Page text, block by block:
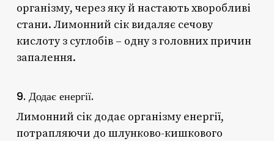
організму, через яку й настають хворобливі
стани. Лимонний сік видаляє сечову
кислоту з суглобів – одну з головних причин
запалення.
9. Додає енергії.
Лимонний сік додає організму енергії,
потрапляючи до шлунково-кишкового